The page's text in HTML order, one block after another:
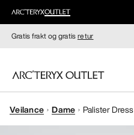
Gratis frakt og gratisretur
DAMER
Veilance Dame Palister Dress